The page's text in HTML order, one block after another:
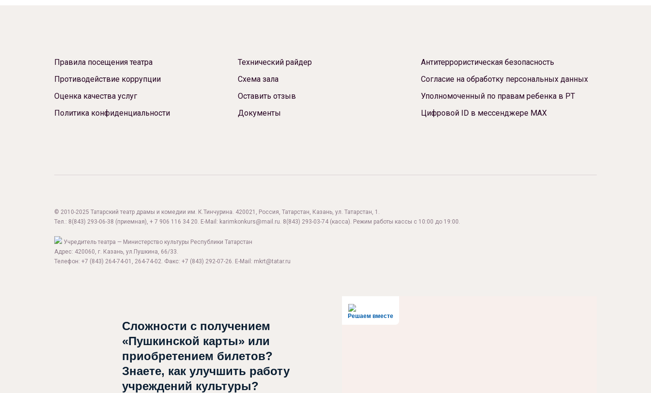
Правила посещения театра
Противодействие коррупции
Оценка качества услуг
Политика конфиденциальности
Технический райдер
Схема зала
Оставить отзыв
Документы
Антитеррористическая безопасность
Согласие на обработку персональных данных
Уполномоченный по правам ребенка в РТ
Цифровой ID в мессенджере МАХ
© 2010-2025 Татарский театр драмы и комедии им. К.Тинчурина. 420021, Россия, Татарстан, Казань, ул. Татарстан, 1.
Тел.: 8(843) 293-06-38 (приемная), + 7 906 116 34 20. E-Mail: karimkonkurs@mail.ru. 8(843) 293-03-74 (касса). Режим работы кассы с 10:00 до 19:00.
Учредитель театра — Министерство культуры Республики Татарстан
Адрес: 420060, г. Казань, ул.Пушкина, 66/33.
Телефон: +7 (843) 264-74-01, 264-74-02. Факс: +7 (843) 292-07-26. E-Mail: mkrt@tatar.ru
Решаем вместе
Сложности с получением
«Пушкинской карты» или
приобретением билетов?
Знаете, как улучшить работу
учреждений культуры?